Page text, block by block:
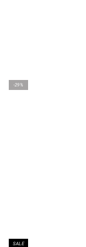
-29%
SALE